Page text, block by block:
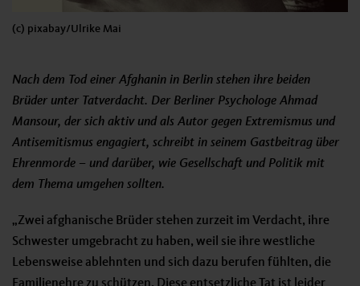
(c) pixabay/Ulrike Mai
Nach dem Tod einer Afghanin in Berlin stehen ihre beiden
Brüder unter Tatverdacht. Der Berliner Psychologe Ahmad
Mansour, der sich aktiv und als Autor gegen Extremismus und
Antisemitismus engagiert, schreibt in seinem Gastbeitrag über
Ehrenmorde – und darüber, wie Gesellschaft und Politik mit
dem Thema umgehen sollten.
„Zwei afghanische Brüder stehen zurzeit im Verdacht, ihre
Schwester umgebracht zu haben, weil sie ihre westliche
Lebensweise ablehnten und sich dazu berufen fühlten, die